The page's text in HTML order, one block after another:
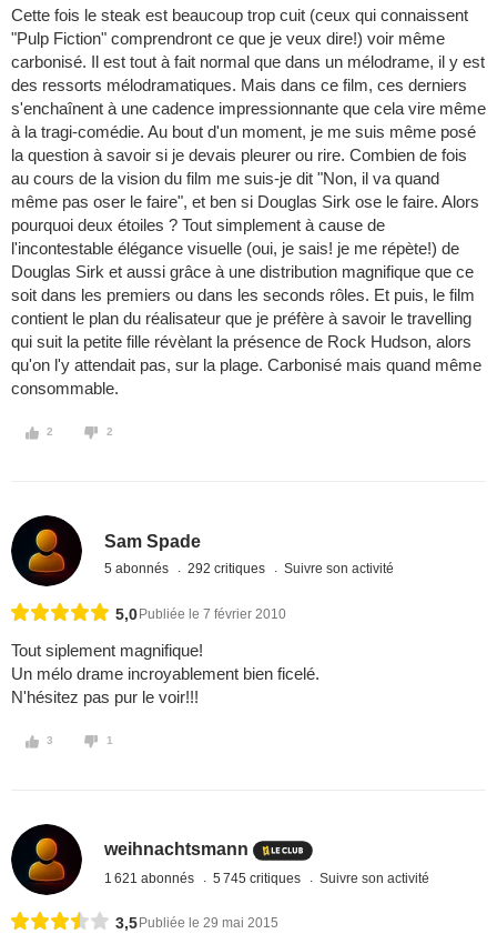
Cette fois le steak est beaucoup trop cuit (ceux qui connaissent
"Pulp Fiction" comprendront ce que je veux dire!) voir même
carbonisé. Il est tout à fait normal que dans un mélodrame, il y est
des ressorts mélodramatiques. Mais dans ce film, ces derniers
s'enchaînent à une cadence impressionnante que cela vire même
à la tragi-comédie. Au bout d'un moment, je me suis même posé
la question à savoir si je devais pleurer ou rire. Combien de fois
au cours de la vision du film me suis-je dit "Non, il va quand
même pas oser le faire", et ben si Douglas Sirk ose le faire. Alors
pourquoi deux étoiles ? Tout simplement à cause de
l'incontestable élégance visuelle (oui, je sais! je me répète!) de
Douglas Sirk et aussi grâce à une distribution magnifique que ce
soit dans les premiers ou dans les seconds rôles. Et puis, le film
contient le plan du réalisateur que je préfère à savoir le travelling
qui suit la petite fille révèlant la présence de Rock Hudson, alors
qu'on l'y attendait pas, sur la plage. Carbonisé mais quand même
consommable.
2 2
Sam Spade
5 abonnés 292 critiques Suivre son activité
5,0 Publiée le 7 février 2010
Tout siplement magnifique!
Un mélo drame incroyablement bien ficelé.
N'hésitez pas pur le voir!!!
3 1
weihnachtsmann
1 621 abonnés 5 745 critiques Suivre son activité
3,5 Publiée le 29 mai 2015